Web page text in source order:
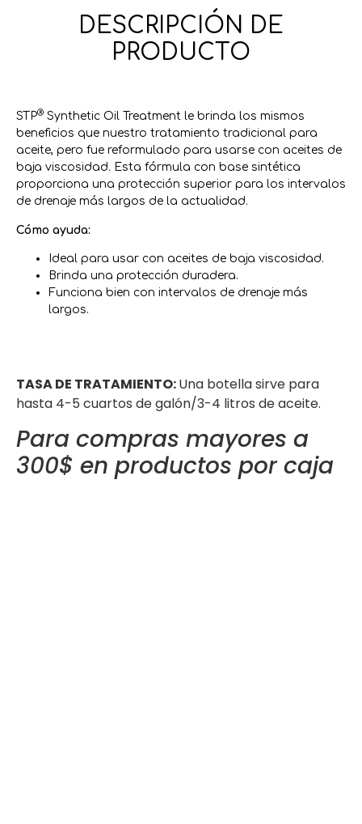
DESCRIPCIÓN DE
PRODUCTO
STP® Synthetic Oil Treatment le brinda los mismos
beneficios que nuestro tratamiento tradicional para
aceite, pero fue reformulado para usarse con aceites de
baja viscosidad. Esta fórmula con base sintética
proporciona una protección superior para los intervalos
de drenaje más largos de la actualidad.
Cómo ayuda:
Ideal para usar con aceites de baja viscosidad.
Brinda una protección duradera.
Funciona bien con intervalos de drenaje más
largos.
TASA DE TRATAMIENTO:Una botella sirve para
hasta 4-5 cuartos de galón/3-4 litros de aceite.
Para compras mayores a
300$ en productos por caja